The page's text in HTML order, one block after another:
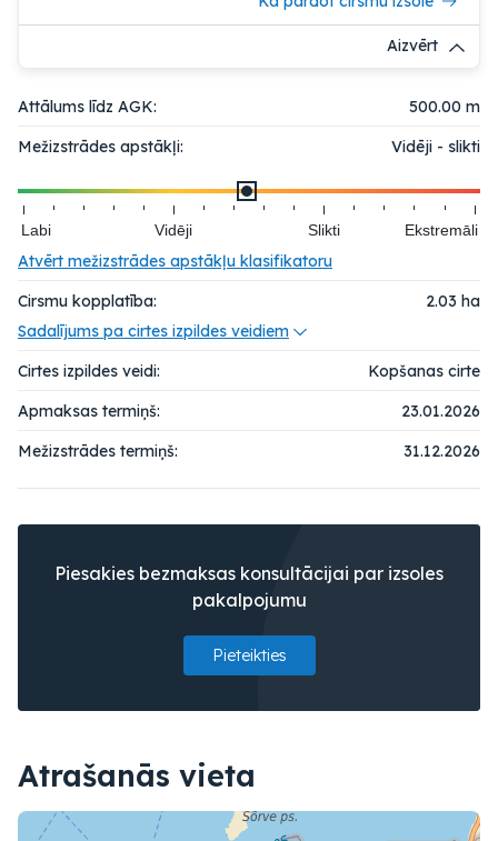
Aizvērt
Attālums līdz AGK:
500.00 m
Mežizstrādes apstākļi:
Vidēji - slikti
Labi Vidēji Slikti Ekstremāli
Atvērt mežizstrādes apstākļu klasifikatoru
Cirsmu kopplatība:
2.03 ha
Sadalījums pa cirtes izpildes veidiem
Cirtes izpildes veidi:
Kopšanas cirte
Apmaksas termiņš:
23.01.2026
Mežizstrādes termiņš:
31.12.2026
Piesakies bezmaksas konsultācijai par izsoles
pakalpojumu
Pieteikties
Atrašanās vieta